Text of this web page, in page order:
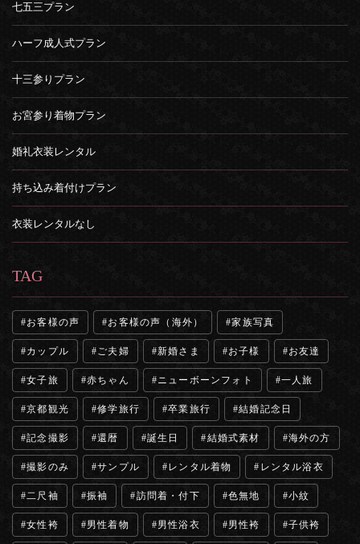
七五三プラン
ハーフ成人式プラン
十三参りプラン
お宮参り着物プラン
婚礼衣装レンタル
持ち込み着付けプラン
衣装レンタルなし
TAG
お客様の声 お客様の声（海外） 家族写真
カップル ご夫婦 新婚さま お子様 お友達
女子旅 赤ちゃん ニューボーンフォト 一人旅
京都観光 修学旅行 卒業旅行 結婚記念日
記念撮影 還暦 誕生日 結婚式素材 海外の方
撮影のみ サンプル レンタル着物 レンタル浴衣
二尺袖 振袖 訪問着・付下 色無地 小紋
女性袴 男性着物 男性浴衣 男性袴 子供袴